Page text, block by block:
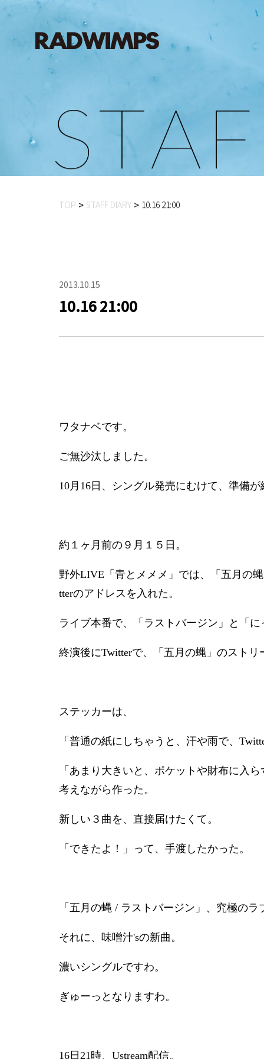
S TAF
TOP STAFF DIARY 10.16 21:00
2013.10.15
10.16 21:00
ワタナベです。
ご無沙汰しました。
10月16日、シングル発売にむけて、準備が
約１ヶ月前の９月１５日。
野外LIVE「青とメメメ」では、「五月の
tterのアドレスを入れた。
ライブ本番で、「ラストバージン」と「に
終演後にTwitterで、「五月の蝿」のストリ
ステッカーは、
「普通の紙にしちゃうと、汗や雨で、
「あまり大きいと、ポケットや財布に入
考えながら作った。
新しい３曲を、直接届けたくて。
「できたよ！」って、手渡したかった。
「五月の蝿 / ラストバージン」、究極のラ
それに、味噌汁'sの新曲。
濃いシングルですわ。
ぎゅーっとなりますわ。
16日21時、Ustream配信。